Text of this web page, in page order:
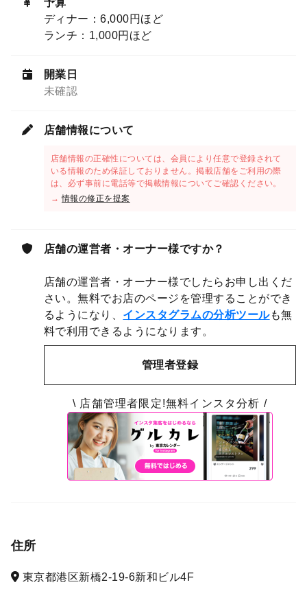
予算
ディナー：6,000円ほど
ランチ：1,000円ほど
開業日
未確認
店舗情報について
店舗情報の正確性については、会員により任意で登録されて
いる情報のため保証しておりません。掲載店舗をご利用の際
は、必ず事前に電話等で掲載情報についてご確認ください。
→情報の修正を提案
店舗の運営者・オーナー様ですか？
店舗の運営者・オーナー様でしたらお申し出くだ
さい。無料でお店のページを管理することができ
るようになり、 インスタグラムの分析ツールも無
料で利用できるようになります。
管理者登録
\ 店舗管理者限定!無料インスタ分析 /
住所
東京都港区新橋2-19-6新和ビル4F